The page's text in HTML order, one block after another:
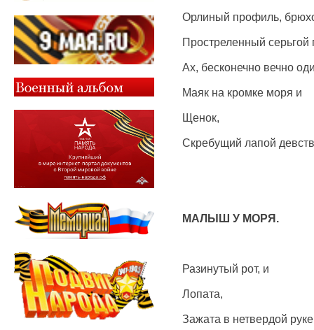
Орлиный профиль,
Простреленный серьгой
Ах, бесконечно вечно
Маяк на кромке моря и
Щенок,
Скребущий лапой
МАЛЫШ У МОРЯ.
Разинутый рот, и
Лопата,
Зажата в нетвердой